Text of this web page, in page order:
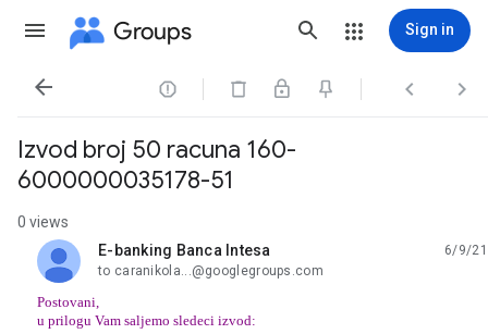
Groups Sign in
   
Izvod broj 50 racuna 160-
6000000035178-51
0 views
E-banking Banca Intesa
unread,
6/9/21
to caranikola...@googlegroups.com
Postovani,
u prilogu Vam saljemo sledeci izvod: